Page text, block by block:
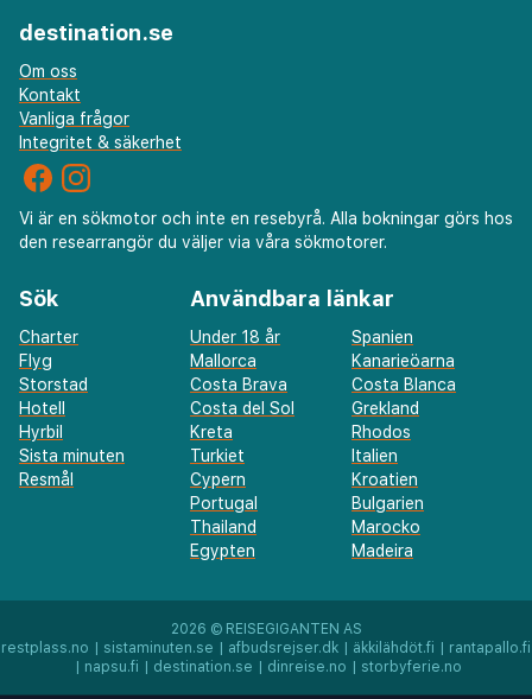
destination.se
Om oss
Kontakt
Vanliga frågor
Integritet & säkerhet
Vi är en sökmotor och inte en resebyrå. Alla bokningar görs hos
den researrangör du väljer via våra sökmotorer.
Sök
Charter
Flyg
Storstad
Hotell
Hyrbil
Sista minuten
Resmål
Användbara länkar
Under 18 år
Spanien
Mallorca
Kanarieöarna
Costa Brava
Costa Blanca
Costa del Sol
Grekland
Kreta
Rhodos
Turkiet
Italien
Cypern
Kroatien
Portugal
Bulgarien
Thailand
Marocko
Egypten
Madeira
2026 © REISEGIGANTEN AS
restplass.no
sistaminuten.se afbudsrejser.dk äkkilähdöt.fi
rantapallo.fi
napsu.fi destination.se dinreise.no storbyferie.no